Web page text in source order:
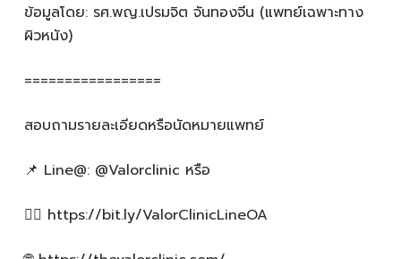
ข้อมูลโดย: รศ.พญ.เปรมจิต จันทองจีน (แพทย์เฉพาะทาง
ผิวหนัง)
=================
สอบถามรายละเอียดหรือนัดหมายแพทย์
📌 Line@: @Valorclinic หรือ
👉🏻 https://bit.ly/ValorClinicLineOA